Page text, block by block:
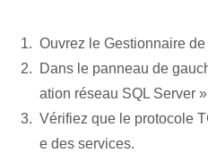
Ouvrez le Gestionnaire
Dans le panneau de
ation réseau SQL Server
Vérifiez que le protocole
e des services.